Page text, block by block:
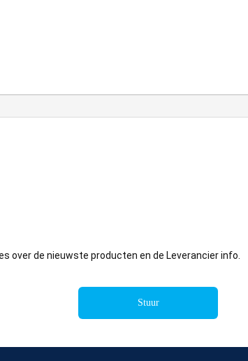
over de nieuwste producten en de Leverancier info.